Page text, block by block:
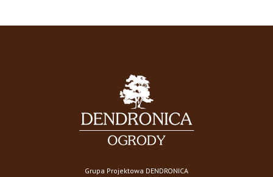
Grupa Projektowa DENDRONICA